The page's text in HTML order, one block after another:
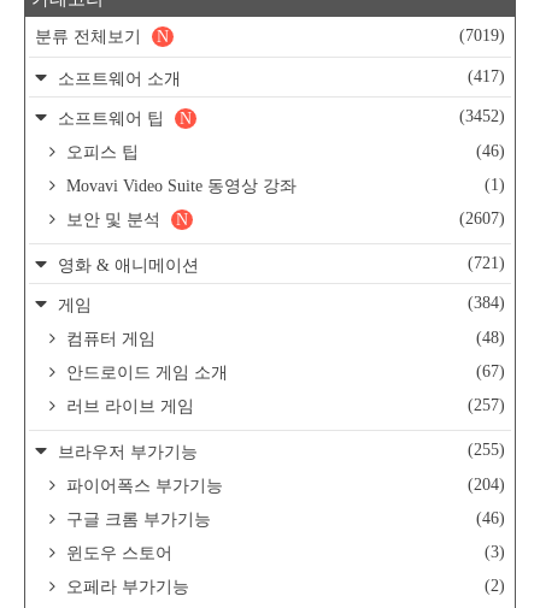
분류 전체보기 (7019)
N
소프트웨어 소개 (417)
소프트웨어 팁 (3452)
N
오피스 팁
(46)
Movavi Video Suite 동영상 강좌
(1)
보안 및 분석
(2607)
N
영화 & 애니메이션 (721)
게임
(384)
컴퓨터 게임
(48)
안드로이드 게임 소개
(67)
러브 라이브 게임
(257)
브라우저 부가기능
(255)
파이어폭스 부가기능
(204)
구글 크롬 부가기능
(46)
윈도우 스토어
(3)
오페라 부가기능
(2)